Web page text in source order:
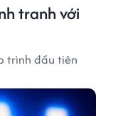
tranh với
trình đầu tiên